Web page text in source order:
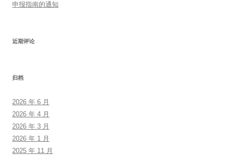
申报指南的通知
近期评论
归档
2026 年 6 月
2026 年 4 月
2026 年 3 月
2026 年 1 月
2025 年 11 月